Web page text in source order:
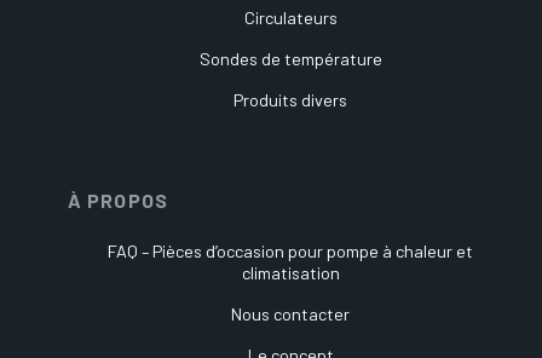
Circulateurs
Sondes de température
Produits divers
À PROPOS
FAQ – Pièces d’occasion pour pompe à chaleur et
climatisation
Nous contacter